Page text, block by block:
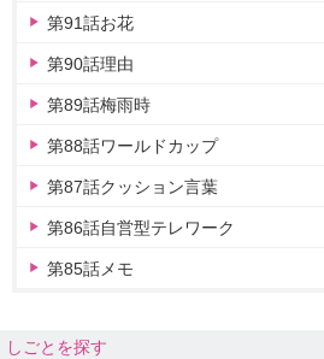
第91話お花
第90話理由
第89話梅雨時
第88話ワールドカップ
第87話クッション言葉
第86話自営型テレワーク
第85話メモ
しごとを探す